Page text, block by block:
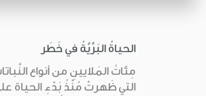
الحياةُ البَرِّيَّةُ في خَطَر
مِئاتُ المَلايينِ من أنواع
التي ظَهرتْ مُنْذُ بَدْءِ الحياة